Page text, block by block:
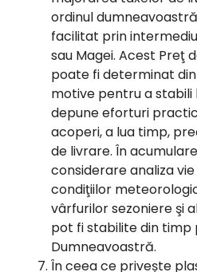
ordinul
facilitat prin
sau Magei. Acest Preţ
poate fi determinat
motive pentru a stabili
depune eforturi
acoperi, a lua timp,
de livrare. În
considerare analiza
condiţiilor
vârfurilor sezoniere şi
pot fi stabilite din timp
Dumneavoastră.
În ceea ce privește